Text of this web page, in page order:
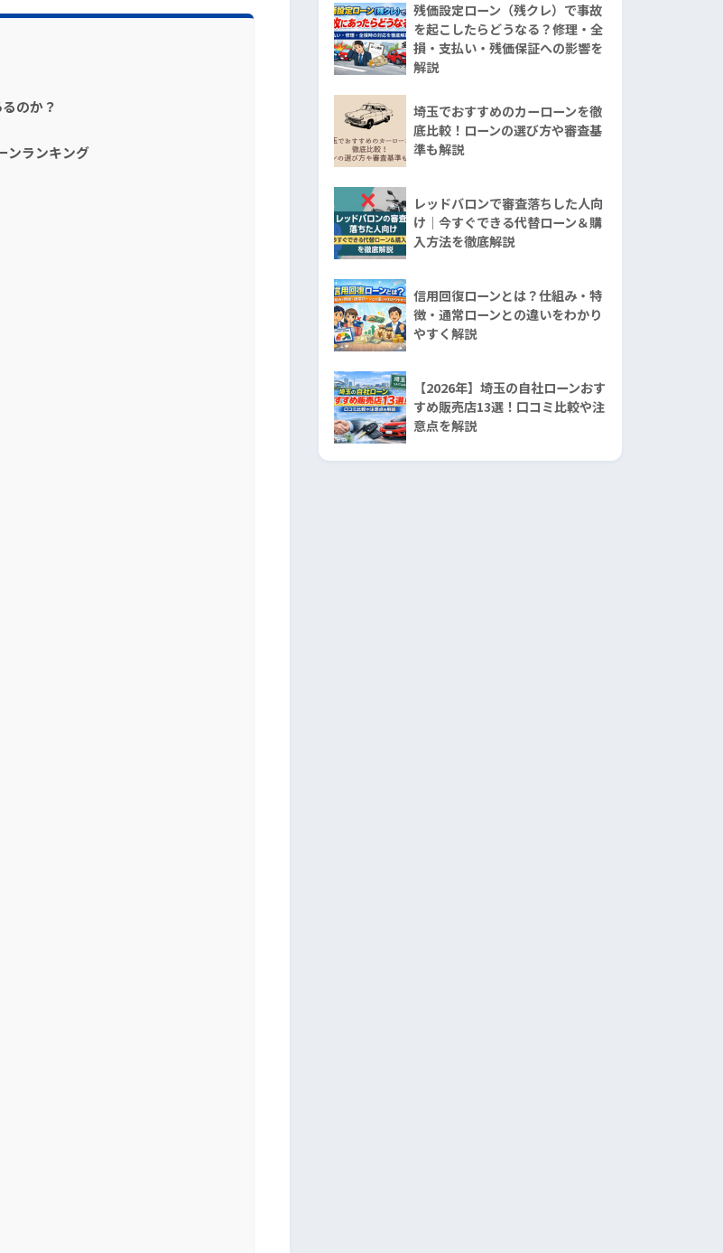
のか？
ンランキング
残価設定ローン（残クレ）で事故
を起こしたらどうなる？修理・全
損・支払い・残価保証への影響を
解説
埼玉でおすすめのカーローンを徹
底比較！ローンの選び方や審査基
準も解説
レッドバロンで審査落ちした人向
け｜今すぐできる代替ローン＆購
入方法を徹底解説
信用回復ローンとは？仕組み・特
徴・通常ローンとの違いをわかり
やすく解説
【2026年】埼玉の自社ローンおす
すめ販売店13選！口コミ比較や注
意点を解説